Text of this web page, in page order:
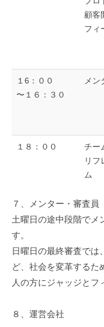
顧客
フィ
１6：００
〜１６：３０
メン
１８：００
チー
リフ
ム
７、メンター・審査員
土曜日の途中段階でメ
す。
日曜日の最終審査では
ど、社会を変革するた
人の方にジャッジとフ
８、運営会社